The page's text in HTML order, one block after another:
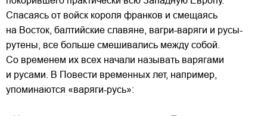
Спасаясь от войск короля франков и смещаясь
на Восток, балтийские славяне, вагри-варяги и русы-
рутены, все больше смешивались между собой.
Со временем их всех начали называть варягами
и русами. В Повести временных лет, например,
упоминаются «варяги-русь»: